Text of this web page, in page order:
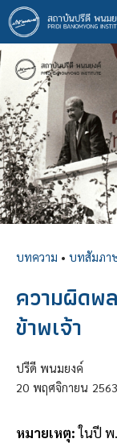
ข้าม
ไป
ยัง
เนื้อหา
บทความ • บทสัมภา
ความผิดพ
ข้าพเจ้า
ปรีดี พนมยงค์
20 พฤศจิกายน 2563
หมายเหตุ:ในปี พ